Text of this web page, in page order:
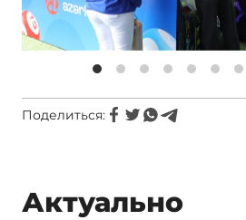
Поделиться:
Актуально